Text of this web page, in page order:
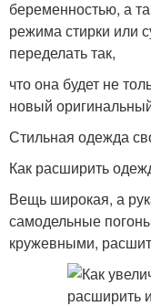
беременностью, а
режима стирки или
переделать так,
что она будет не
новый
Стильная одежда
Как расширить
Вещь широкая, а
самодельные
кружевными,